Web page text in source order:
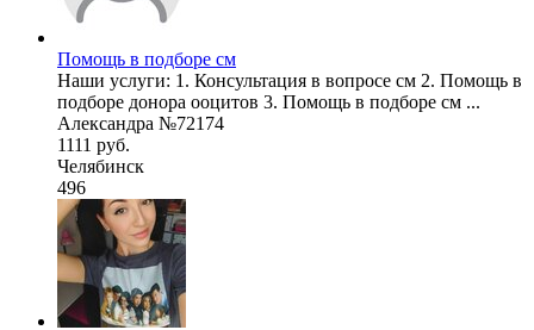
Помощь в подборе см
Наши услуги: 1. Консультация в вопросе см 2. Помощь в
подборе донора ооцитов 3. Помощь в подборе см ...
Александра №72174
1111 руб.
Челябинск
496